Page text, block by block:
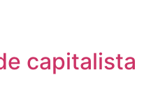
capitalista